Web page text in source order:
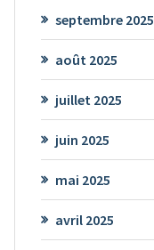
septembre 2025
août 2025
juillet 2025
juin 2025
mai 2025
avril 2025